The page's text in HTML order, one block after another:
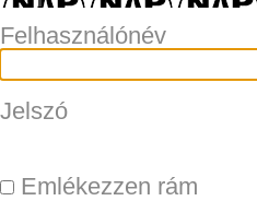
Felhasználónév
Jelszó
Emlékezzen rám